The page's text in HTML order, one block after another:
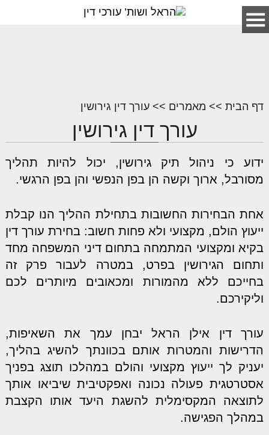
דף הבית>> מאמרים >> עורך דין גירושין
עורך דין גירושין
ידוע כי ניהול תיק גירושין, יכול להיות תהליך
מסורבל, ארוך וקשה הן בפן הנפשי והן בפן הרגשי.
אחת הבחירות החשובות בתחילת ההליך הנו קבלת
ייעוץ הולם, מקצועי ולא פחות חשוב: בחירת עורך דין
בקיא ומקצועי המתמחה בתחום דיני המשפחה מחד
ותחום הגירושין בפרט, במטרה לעבור פרק זה
בחייכם ללא מהמורות ומכאובים מיותרים לכם
וליקירכם.
עורך דין אילן הראל יבחן עמך את השאיפות,
הדרישות והמטרות אותם בכוונתך להשיג בהליך,
יעניק לך ייעוץ מקצועי והולם במהלכו תוצג בפניך
אסטרטגית פעולה נכונה ואפקטיבית שיביאו אותך
לתוצאה המקסימלית להשגת היעד אותו הקצבת
במהלך הפגישה.